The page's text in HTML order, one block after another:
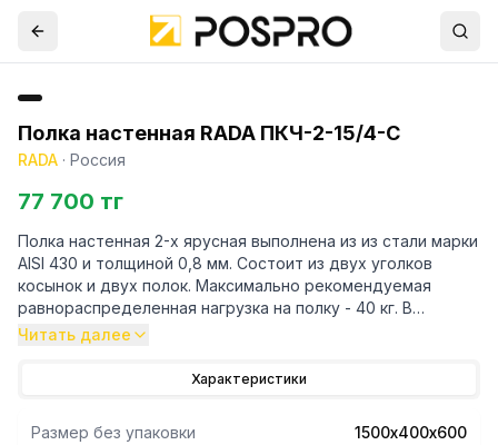
Полка настенная RADA ПКЧ-2-15/4-С
RADA · Россия
77 700 тг
Полка настенная 2-х ярусная выполнена из из стали марки
AISI 430 и толщиной 0,8 мм. Состоит из двух уголков
косынок и двух полок. Максимально рекомендуемая
равнораспределенная нагрузка на полку - 40 кг. В
упакованном виде изделие имеет габариты 1515х416х42
Читать далее
Характеристики
Размер без упаковки 1500х400х600